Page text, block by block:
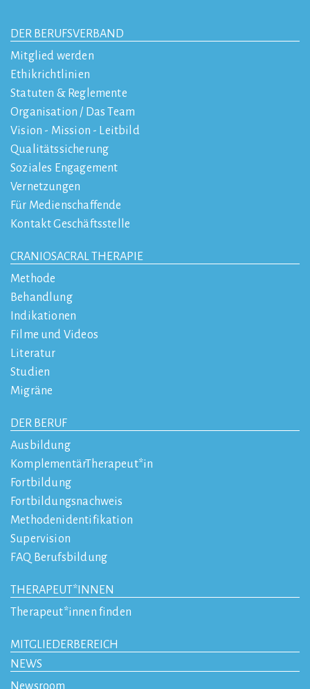
DER BERUFSVERBAND
Mitglied werden
Ethikrichtlinien
Statuten & Reglemente
Organisation / Das Team
Vision - Mission - Leitbild
Qualitätssicherung
Soziales Engagement
Vernetzungen
Für Medienschaffende
Kontakt Geschäftsstelle
CRANIOSACRAL THERAPIE
Methode
Behandlung
Indikationen
Filme und Videos
Literatur
Studien
Migräne
DER BERUF
Ausbildung
KomplementärTherapeut*in
Fortbildung
Fortbildungsnachweis
Methodenidentifikation
Supervision
FAQ Berufsbildung
THERAPEUT*INNEN
Therapeut*innen finden
MITGLIEDERBEREICH
NEWS
Newsroom